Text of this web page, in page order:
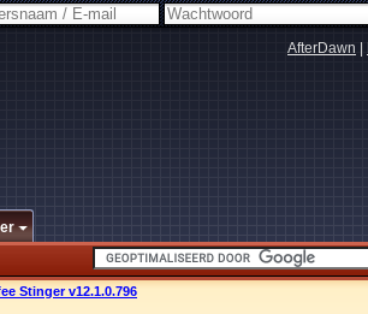
AfterDawn
Stinger v12.1.0.796